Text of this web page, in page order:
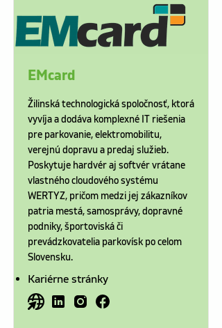
EMcard
Žilinská technologická spoločnosť, ktorá
vyvíja a dodáva komplexné IT riešenia
pre parkovanie, elektromobilitu,
verejnú dopravu a predaj služieb.
Poskytuje hardvér aj softvér vrátane
vlastného cloudového systému
WERTYZ, pričom medzi jej zákazníkov
patria mestá, samosprávy, dopravné
podniky, športoviská či
prevádzkovatelia parkovísk po celom
Slovensku.
Kariérne stránky